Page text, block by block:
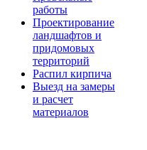
работы
Проектирование
ландшафтов и
придомовых
территорий
Распил кирпича
Выезд на замеры
и расчет
материалов